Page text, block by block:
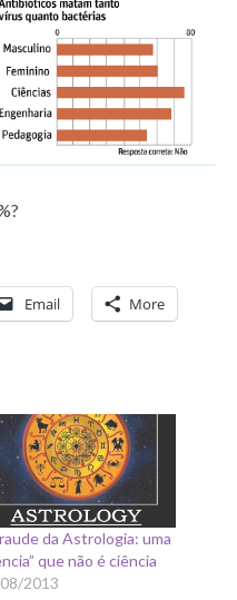
Email More
da Astrologia: uma
que não é ciência
2013